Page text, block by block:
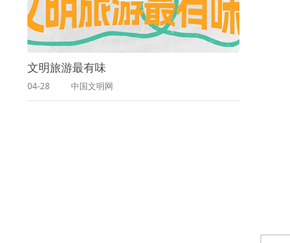
文明旅游最有味
04-28 中国文明网